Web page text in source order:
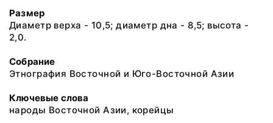
Размер
Диаметр верха - 10,5; диаметр дна - 8,5; высота -
2,0.
Собрание
Этнография Восточной и Юго-Восточной Азии
Ключевые слова
народы Восточной Азии, корейцы